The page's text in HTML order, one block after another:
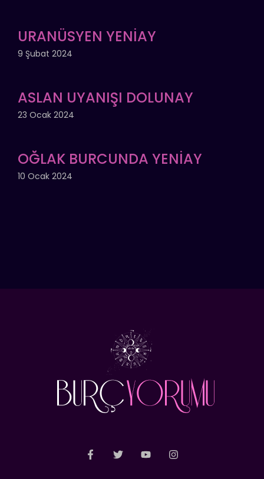
URANÜSYEN YENİAY
9 Şubat 2024
ASLAN UYANIŞI DOLUNAY
23 Ocak 2024
OĞLAK BURCUNDA YENİAY
10 Ocak 2024